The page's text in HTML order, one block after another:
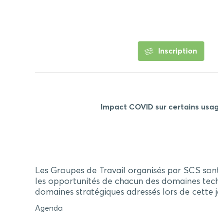
Inscription
Impact COVID sur certains
Les Groupes de Travail organisés par SCS
les opportunités de chacun des domaines
domaines stratégiques adressés lors de cette
Agenda